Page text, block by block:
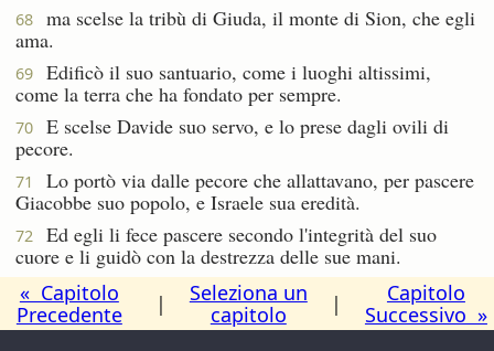
68
ma scelse la tribù di Giuda, il monte di Sion, che egli
ama.
69
Edificò il suo santuario, come i luoghi altissimi,
come la terra che ha fondato per sempre.
70
E scelse Davide suo servo, e lo prese dagli ovili di
pecore.
71
Lo portò via dalle pecore che allattavano, per pascere
Giacobbe suo popolo, e Israele sua eredità.
72
Ed egli li fece pascere secondo l'integrità del suo
cuore e li guidò con la destrezza delle sue mani.
« Capitolo
Precedente
|
Seleziona un
capitolo
|
Capitolo
Successivo »